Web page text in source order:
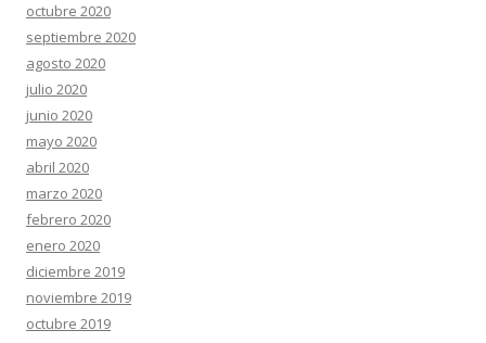
octubre 2020
septiembre 2020
agosto 2020
julio 2020
junio 2020
mayo 2020
abril 2020
marzo 2020
febrero 2020
enero 2020
diciembre 2019
noviembre 2019
octubre 2019